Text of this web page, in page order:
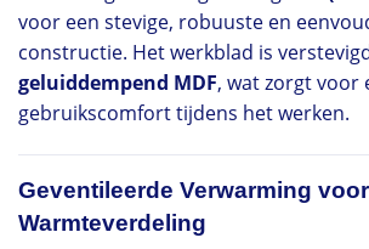
voor een stevige, robuuste en
constructie. Het werkblad is
geluiddempend MDF, wat zorgt voor
gebruikscomfort tijdens het werken.
Geventileerde Verwarming
Warmteverdeling